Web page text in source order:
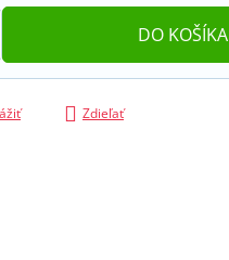
DO KOŠÍKA
Zdieľať